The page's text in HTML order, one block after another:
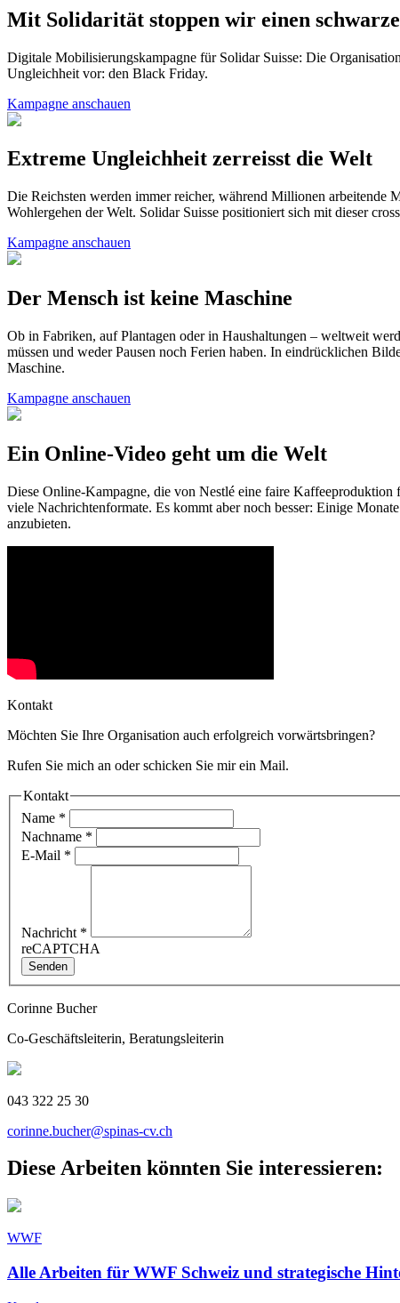
Mit Solidarität stoppen wir einen
Digitale Mobilisierungskampagne für Solidar Suisse: Die
Ungleichheit vor: den Black Friday.
Kampagne anschauen
Extreme Ungleichheit zerreisst die Welt
Die Reichsten werden immer reicher, während Millionen arbeitende
Wohlergehen der Welt. Solidar Suisse positioniert sich mit dieser
Kampagne anschauen
Der Mensch ist keine Maschine
Ob in Fabriken, auf Plantagen oder in Haushaltungen – weltweit
müssen und weder Pausen noch Ferien haben. In eindrücklichen
Maschine.
Kampagne anschauen
Ein Online-Video geht um die Welt
Diese Online-Kampagne, die von Nestlé eine faire
viele Nachrichtenformate. Es kommt aber noch besser: Einige
anzubieten.
Kontakt
Möchten Sie Ihre Organisation auch erfolgreich vorwärtsbringen?
Rufen Sie mich an oder schicken Sie mir ein Mail.
Kontakt
Name *
Nachname *
E-Mail *
Nachricht *
reCAPTCHA
Senden
Corinne Bucher
Co-Geschäftsleiterin, Beratungsleiterin
043 322 25 30
corinne.bucher@spinas-cv.ch
Diese Arbeiten könnten Sie interessieren:
WWF
Alle Arbeiten für WWF Schweiz und strategische